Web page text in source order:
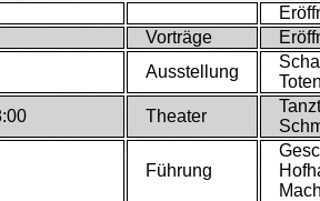
Vorträge
Ausstellung
Theater
Führung